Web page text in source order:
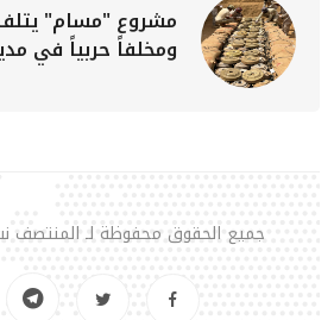
ومخلفاً حربياً في
جميع الحقوق محفوظة لـ المنتصف نت ©